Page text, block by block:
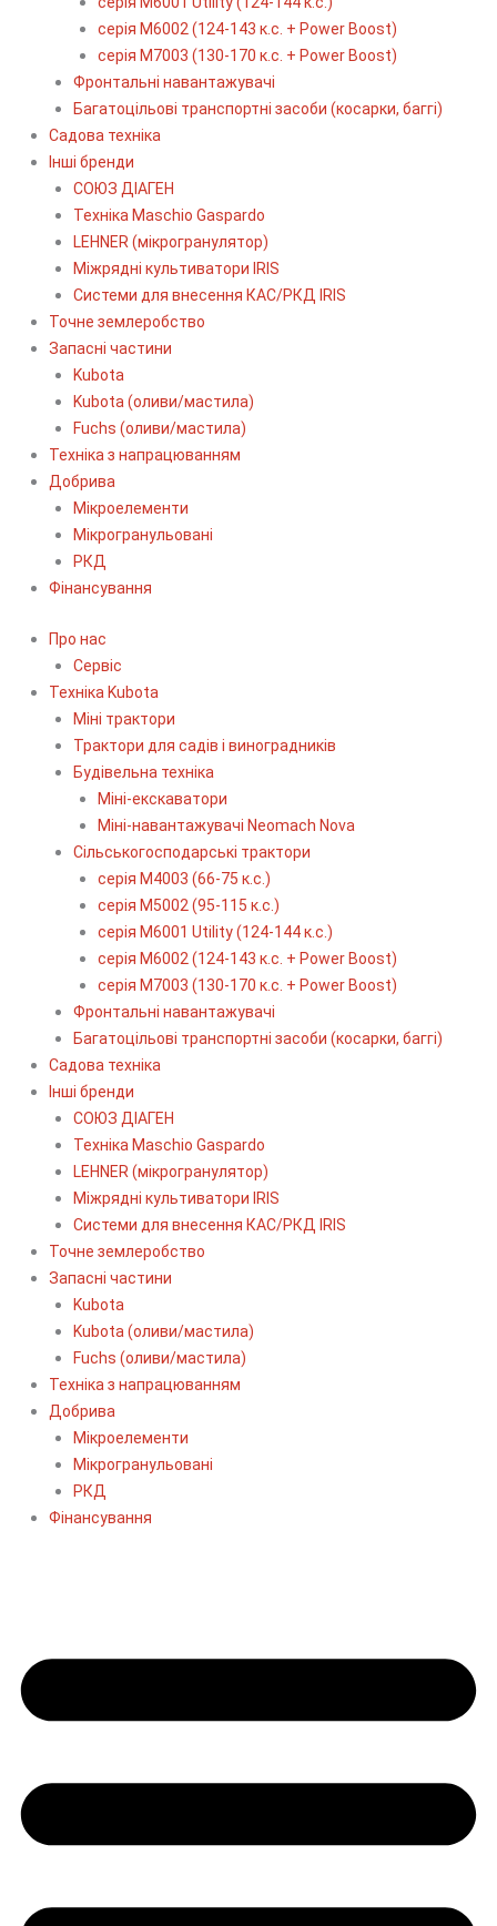
серія М6002 (124-143 к.с. + Power Boost)
серія М7003 (130-170 к.с. + Power Boost)
Фронтальні навантажувачі
Багатоцільові транспортні засоби (косарки, баггі)
Садова техніка
Інші бренди
СОЮЗ ДІАГЕН
Техніка Maschio Gaspardo
LEHNER (мікрогранулятор)
Міжрядні культиватори IRIS
Системи для внесення КАС/РКД IRIS
Точне землеробство
Запасні частини
Kubota
Kubota (оливи/мастила)
Fuchs (оливи/мастила)
Техніка з напрацюванням
Добрива
Мікроелементи
Мікрогранульовані
РКД
Фінансування
Про нас
Сервіс
Технiка Kubota
Міні трактори
Трактори для садів і виноградників
Будівельна техніка
Міні-екскаватори
Міні-навантажувачі Neomach Nova
Сільськогосподарські трактори
серія М4003 (66-75 к.с.)
серія М5002 (95-115 к.с.)
серія M6001 Utility (124-144 к.с.)
серія М6002 (124-143 к.с. + Power Boost)
серія М7003 (130-170 к.с. + Power Boost)
Фронтальні навантажувачі
Багатоцільові транспортні засоби (косарки, баггі)
Садова техніка
Інші бренди
СОЮЗ ДІАГЕН
Техніка Maschio Gaspardo
LEHNER (мікрогранулятор)
Міжрядні культиватори IRIS
Системи для внесення КАС/РКД IRIS
Точне землеробство
Запасні частини
Kubota
Kubota (оливи/мастила)
Fuchs (оливи/мастила)
Техніка з напрацюванням
Добрива
Мікроелементи
Мікрогранульовані
РКД
Фінансування